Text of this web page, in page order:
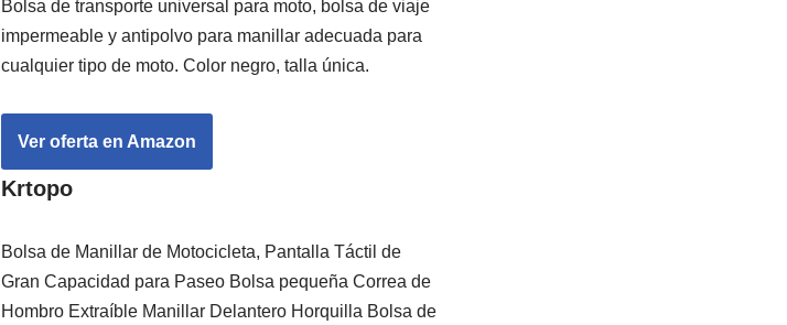
Bolsa de transporte universal para moto, bolsa de viaje
impermeable y antipolvo para manillar adecuada para
cualquier tipo de moto. Color negro, talla única.
Ver oferta en Amazon
Krtopo
Bolsa de Manillar de Motocicleta, Pantalla Táctil de
Gran Capacidad para Paseo Bolsa pequeña Correa de
Hombro Extraíble Manillar Delantero Horquilla Bolsa de